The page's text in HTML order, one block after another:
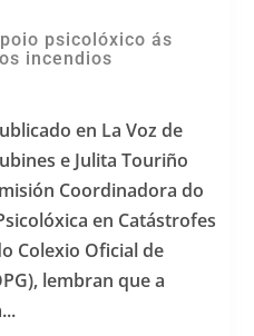
psicolóxico ás
incendios
en La Voz de
e Julita Touriño
Coordinadora do
en Catástrofes
Colexio Oficial de
lembran que a